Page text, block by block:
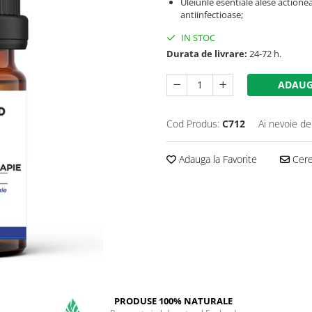
antiinfectioase;
IN STOC
Durata de livrare: 24-72 h.
Cod Produs: C712 Ai nevoie
Adauga la Favorite
PRODUSE 100% NATURALE